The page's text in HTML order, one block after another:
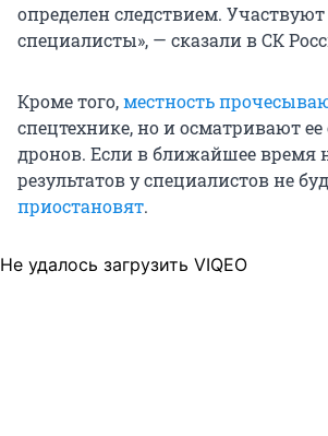
определен следствием.
специалисты», — сказали в СК
Кроме того,местность
спецтехнике, но и осматривают
дронов. Если в ближайшее время
результатов у специалистов не
приостановят.
Не удалось загрузить VIQEO